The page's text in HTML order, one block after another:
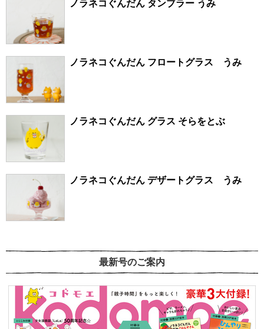
ノラネコぐんだん タンブラー うみ
ノラネコぐんだん フロートグラス うみ
ノラネコぐんだん グラス そらをとぶ
ノラネコぐんだん デザートグラス うみ
最新号のご案内